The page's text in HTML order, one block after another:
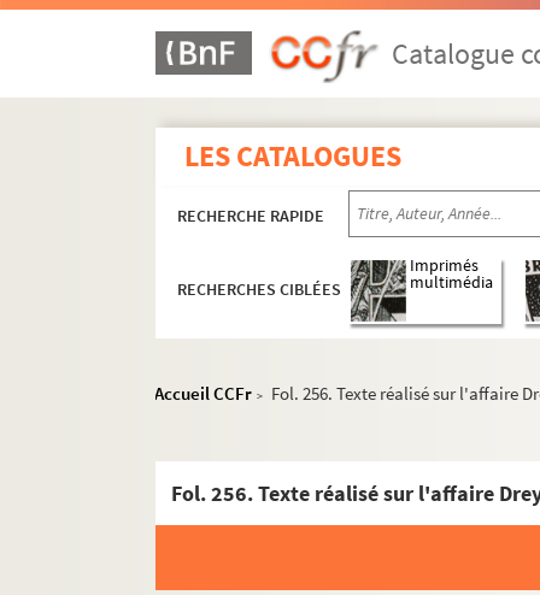
Catalogue
LES CATALOGUES
RECHERCHE RAPIDE
RECHERCHES CIBLÉES
Imprimés
multimédia
Accueil CCFr > Fol. 256. Texte réalisé sur l'affaire
Fol. 256. Texte réalisé sur l'affaire
4-MS-1726. Notes diverses de Louis Fiaux
4-MS-1728. Moeurs des prêtres et du clergé
4-MS-1729. Le mariage et le divorce